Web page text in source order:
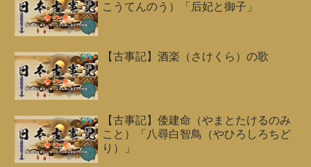
こうてんのう）「后妃と御子」
【古事記】酒楽（さけくら）の歌
【古事記】倭建命（やまとたけるのみ
こと）「八尋白智鳥（やひろしろちど
り）」